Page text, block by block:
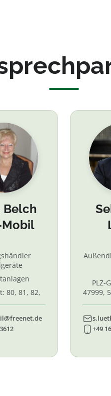
Belch
80, 81, 82,
PLZ-
47999,
+49